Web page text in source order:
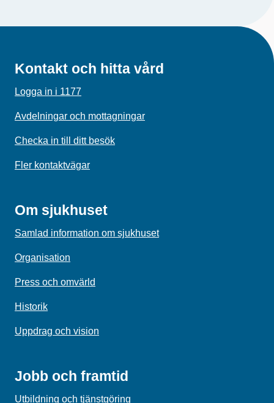
Kontakt och hitta vård
Logga in i 1177
Avdelningar och mottagningar
Checka in till ditt besök
Fler kontaktvägar
Om sjukhuset
Samlad information om sjukhuset
Organisation
Press och omvärld
Historik
Uppdrag och vision
Jobb och framtid
Utbildning och tjänstgöring